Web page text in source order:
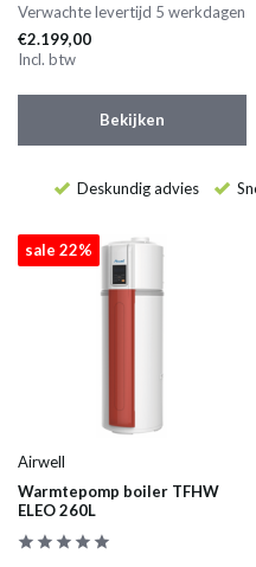
Verwachte levertijd 5 werkdagen
€2.199,00
Incl. btw
Bekijken
Deskundig advies
sale 22%
Airwell
Warmtepomp boiler TFHW
ELEO 260L